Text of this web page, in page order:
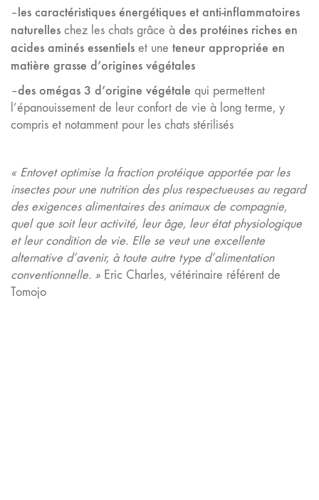
–les caractéristiques énergétiques et anti-inflammatoires
naturelles chez les chats grâce à des protéines riches en
acides aminés essentiels et une teneur appropriée en
matière grasse d’origines végétales
–des omégas 3 d’origine végétale qui permettent
l’épanouissement de leur confort de vie à long terme, y
compris et notamment pour les chats stérilisés
« Entovet optimise la fraction protéique apportée par les
insectes pour une nutrition des plus respectueuses au regard
des exigences alimentaires des animaux de compagnie,
quel que soit leur activité, leur âge, leur état physiologique
et leur condition de vie. Elle se veut une excellente
alternative d’avenir, à toute autre type d’alimentation
conventionnelle. » Eric Charles, vétérinaire référent de
Tomojo